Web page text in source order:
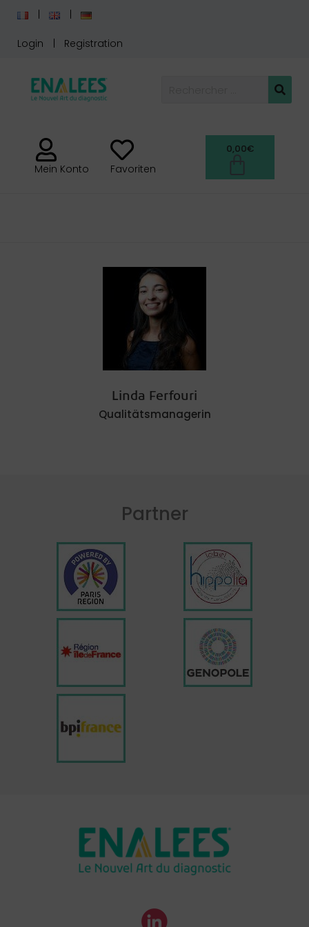
Login Registration
Mein Konto Favoriten
0,00€
Linda Ferfouri
Qualitätsmanagerin
Partner